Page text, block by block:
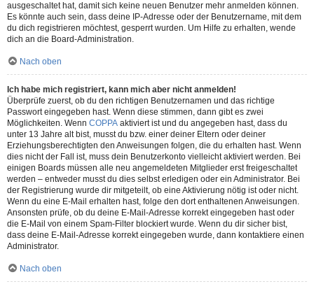
ausgeschaltet hat, damit sich keine neuen Benutzer mehr anmelden können.
Es könnte auch sein, dass deine IP-Adresse oder der Benutzername, mit dem
du dich registrieren möchtest, gesperrt wurden. Um Hilfe zu erhalten, wende
dich an die Board-Administration.
Nach oben
Ich habe mich registriert, kann mich aber nicht anmelden!
Überprüfe zuerst, ob du den richtigen Benutzernamen und das richtige
Passwort eingegeben hast. Wenn diese stimmen, dann gibt es zwei
Möglichkeiten. Wenn COPPA aktiviert ist und du angegeben hast, dass du
unter 13 Jahre alt bist, musst du bzw. einer deiner Eltern oder deiner
Erziehungsberechtigten den Anweisungen folgen, die du erhalten hast. Wenn
dies nicht der Fall ist, muss dein Benutzerkonto vielleicht aktiviert werden. Bei
einigen Boards müssen alle neu angemeldeten Mitglieder erst freigeschaltet
werden – entweder musst du dies selbst erledigen oder ein Administrator. Bei
der Registrierung wurde dir mitgeteilt, ob eine Aktivierung nötig ist oder nicht.
Wenn du eine E-Mail erhalten hast, folge den dort enthaltenen Anweisungen.
Ansonsten prüfe, ob du deine E-Mail-Adresse korrekt eingegeben hast oder
die E-Mail von einem Spam-Filter blockiert wurde. Wenn du dir sicher bist,
dass deine E-Mail-Adresse korrekt eingegeben wurde, dann kontaktiere einen
Administrator.
Nach oben